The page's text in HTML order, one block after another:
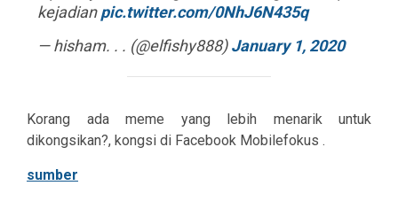
kejadianpic.twitter.com/0NhJ6N435q
— hisham. . . (@elfishy888)January 1, 2020
Korang ada meme yang lebih menarik untuk
dikongsikan?, kongsi di Facebook Mobilefokus .
sumber